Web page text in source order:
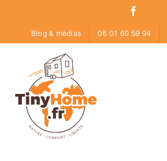
content
Blog & médias 06 01 60 59 94